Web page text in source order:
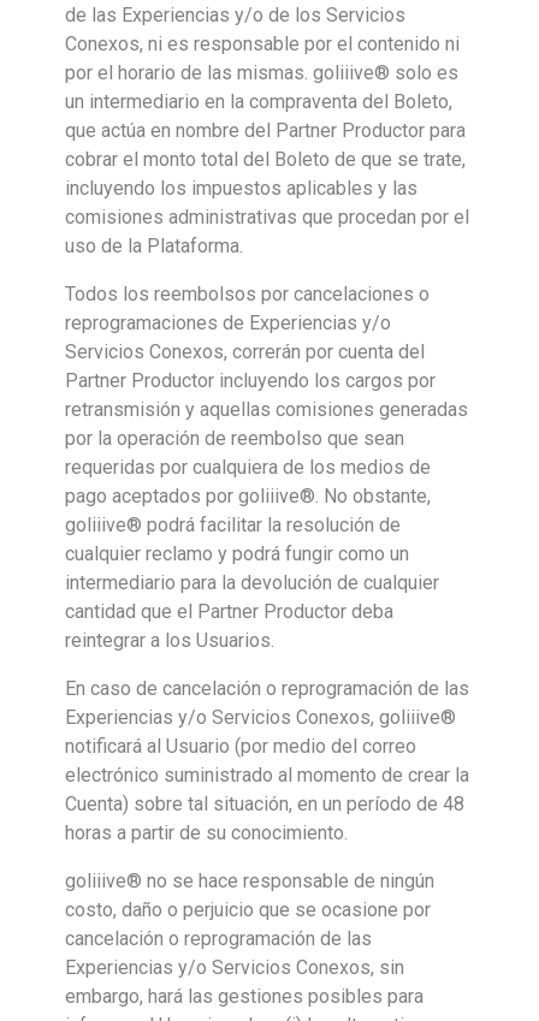
de las Experiencias y/o de los Servicios
Conexos, ni es responsable por el contenido ni
por el horario de las mismas. goliiive® solo es
un intermediario en la compraventa del Boleto,
que actúa en nombre del Partner Productor para
cobrar el monto total del Boleto de que se trate,
incluyendo los impuestos aplicables y las
comisiones administrativas que procedan por el
uso de la Plataforma.
Todos los reembolsos por cancelaciones o
reprogramaciones de Experiencias y/o
Servicios Conexos, correrán por cuenta del
Partner Productor incluyendo los cargos por
retransmisión y aquellas comisiones generadas
por la operación de reembolso que sean
requeridas por cualquiera de los medios de
pago aceptados por goliiive®. No obstante,
goliiive® podrá facilitar la resolución de
cualquier reclamo y podrá fungir como un
intermediario para la devolución de cualquier
cantidad que el Partner Productor deba
reintegrar a los Usuarios.
En caso de cancelación o reprogramación de las
Experiencias y/o Servicios Conexos, goliiive®
notificará al Usuario (por medio del correo
electrónico suministrado al momento de crear la
Cuenta) sobre tal situación, en un período de 48
horas a partir de su conocimiento.
goliiive® no se hace responsable de ningún
costo, daño o perjuicio que se ocasione por
cancelación o reprogramación de las
Experiencias y/o Servicios Conexos, sin
embargo, hará las gestiones posibles para